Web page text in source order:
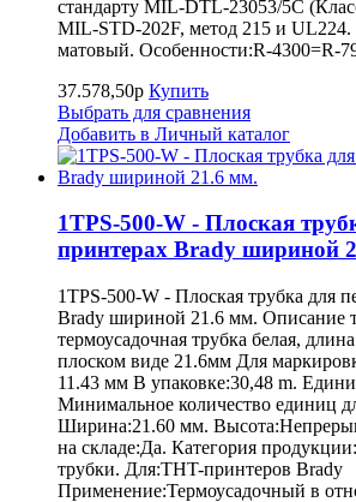
стандарту MIL-DTL-23053/5C
MIL-STD-202F, метод 215 и
матовый. Особенности:R-4300=R-
37.578,50р Купить
Выбрать для сравнения
Добавить в Личный каталог
1TPS-500-W - Плоская
принтерах Brady шириной
1TPS-500-W - Плоская трубка для
Brady шириной 21.6 мм. Описание
термоусадочная трубка белая,
плоском виде 21.6мм Для
11.43 мм В упаковке:30,48 m.
Минимальное количество единиц
Ширина:21.60 мм.
на складе:Да. Категория
трубки. Для:THT-принтеров Brady
Применение:Термоусадочный в